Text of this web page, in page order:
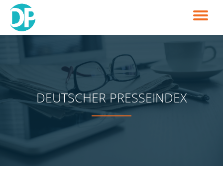
Skip
to
DEUTSCHER PRESSEINDEX